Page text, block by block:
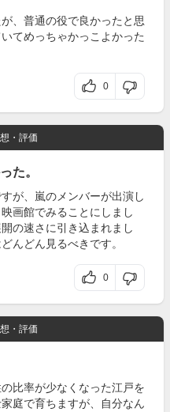
、普通の役で良かったと思
てめっちゃかっこよかった
0
・評価
た。
が、嵐のメンバーが出演し
画館でみることにしまし
の速さに引き込まれまし
んどん見るべきです。
0
・評価
比率が少なくなった江戸を
庭で育ちますが、自分なん